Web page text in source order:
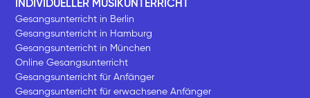
INDIVIDUELLER MUSIKUNTERRICHT
Gesangsunterricht in Berlin
Gesangsunterricht in Hamburg
Gesangsunterricht in München
Online Gesangsunterricht
Gesangsunterricht für Anfänger
Gesangsunterricht für erwachsene Anfänger